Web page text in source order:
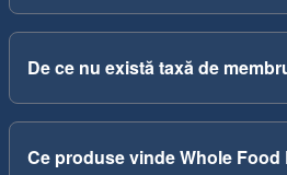
De ce nu există taxă de
Ce produse vinde Whole Food